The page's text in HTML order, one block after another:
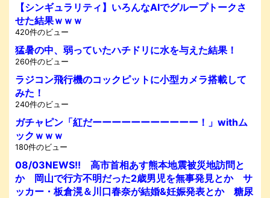
【シンギュラリティ】いろんなAIでグループトークさ
せた結果ｗｗｗ
420件のビュー
猛暑の中、弱っていたハチドリに水を与えた結果！
260件のビュー
ラジコン飛行機のコックピットに小型カメラ搭載して
みた！
240件のビュー
ガチャピン「紅だーーーーーーーーーーー！」withム
ックｗｗｗ
180件のビュー
08/03NEWS!! 高市首相あす熊本地震被災地訪問と
か 岡山で行方不明だった2歳男児を無事発見とか サ
ッカー・板倉滉＆川口春奈が結婚&妊娠発表とか 糖尿